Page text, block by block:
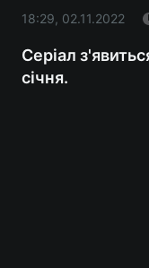
18:29, 02.11.2022
Серіал
січня.